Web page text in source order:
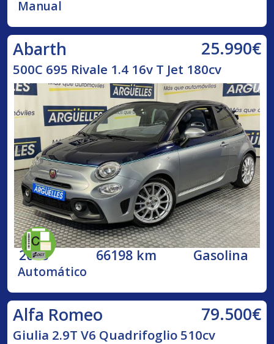
Manual
Abarth 25.990€
500C 695 Rivale 1.4 16v T Jet 180cv
2018 66198 km Gasolina
Automático
Alfa Romeo 79.500€
Giulia 2.9T V6 Quadrifoglio 510cv